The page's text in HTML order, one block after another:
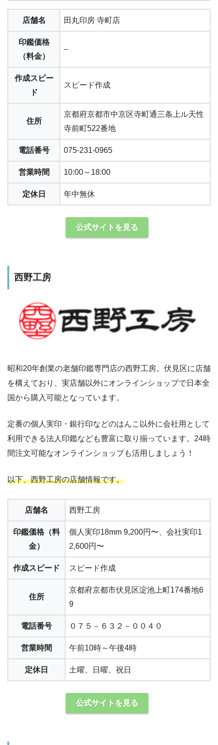
店舗名 田丸印房 寺町店
印鑑価格
（料金）
–
作成スピー
ド
スピード作成
住所
京都府京都市中京区寺町通三条上ル天性
寺前町522番地
電話番号 075-231-0965
営業時間 10:00～18:00
定休日 年中無休
公式サイトを見る
西野工房
昭和20年創業の老舗印鑑専門店の西野工房。伏見区に店舗
を構えており、実店舗以外にオンラインショップで日本全
国から購入可能となっています。
定番の個人実印・銀行印などのはんこ以外に会社用として
利用できる法人印鑑なども豊富に取り揃っています。24時
間注文可能なオンラインショップも活用しましょう！
以下、西野工房の店舗情報です。
店舗名 西野工房
印鑑価格（料
金）
個人実印18mm 9,200円〜、会社実印1
2,600円〜
作成スピード スピード作成
住所
京都府京都市伏見区淀池上町174番地6
9
電話番号 ０７５－６３２－００４０
営業時間 午前10時～午後4時
定休日 土曜、日曜、祝日
公式サイトを見る